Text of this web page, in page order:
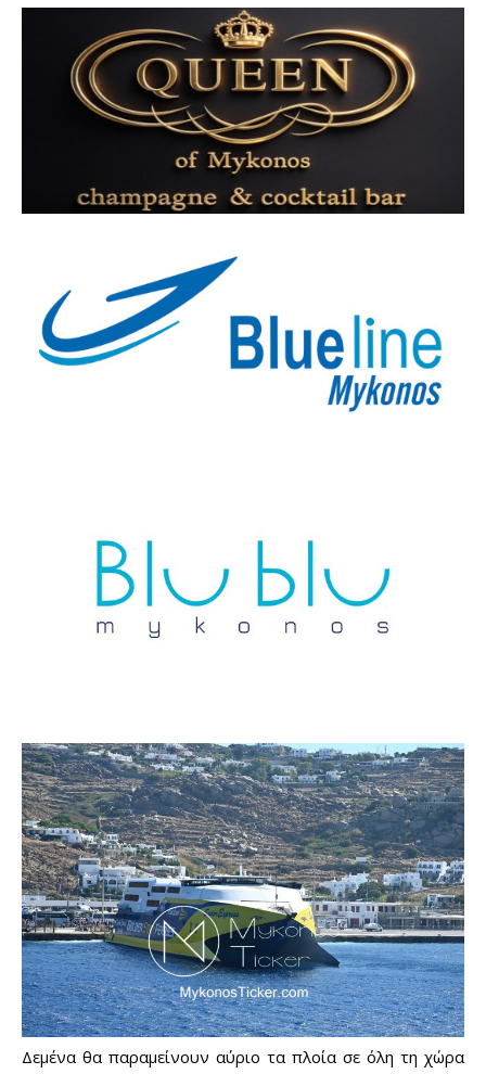
Δεμένα θα παραμείνουν αύριο τα πλοία σε όλη τη χώρα